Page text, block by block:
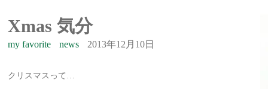
Xmas 気分
my favorite news 2013年12月10日
クリスマスって…